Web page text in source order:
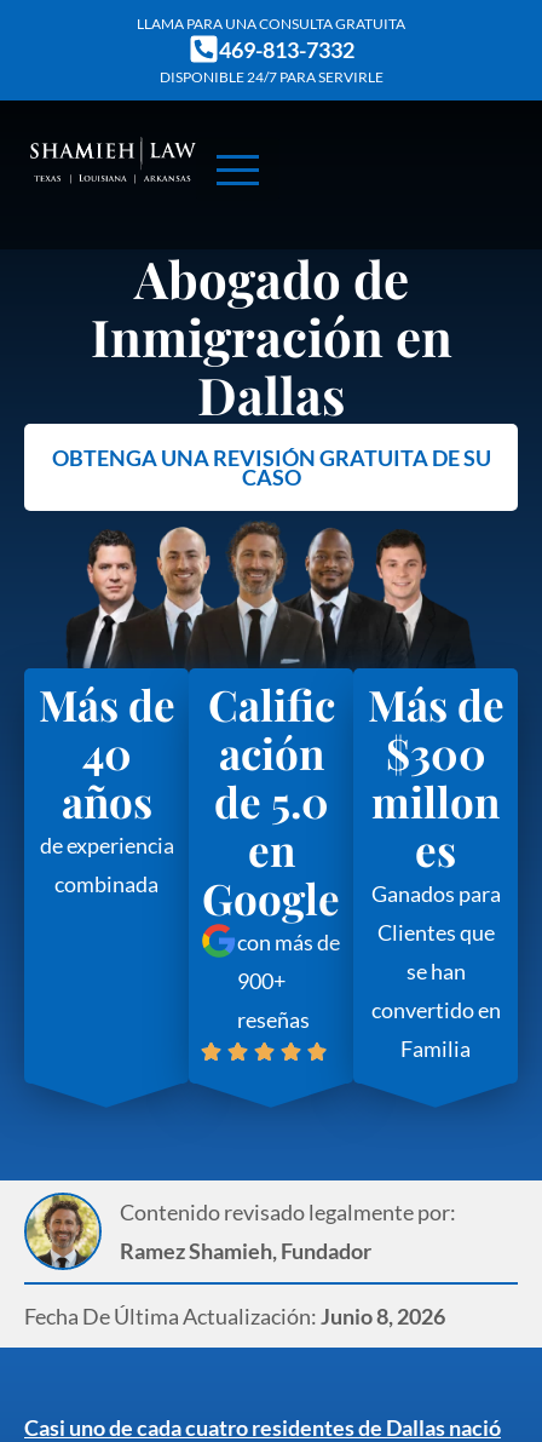
content
LLAMA PARA UNA CONSULTA GRATUITA
469-813-7332
DISPONIBLE 24/7 PARA SERVIRLE
Abogado de
Inmigración en
Dallas
OBTENGA UNA REVISIÓN GRATUITA DE SU
CASO
Más de
40
años
de experiencia
combinada
Calific
ación
de 5.0
en
Google
con más de
900+
reseñas
Más de
$300
millon
es
Ganados para
Clientes que
se han
convertido en
Familia
Contenido revisado legalmente por:
Ramez Shamieh, Fundador
Fecha De Última Actualización:Junio 8, 2026
Casi uno de cada cuatro residentes de Dallas nació